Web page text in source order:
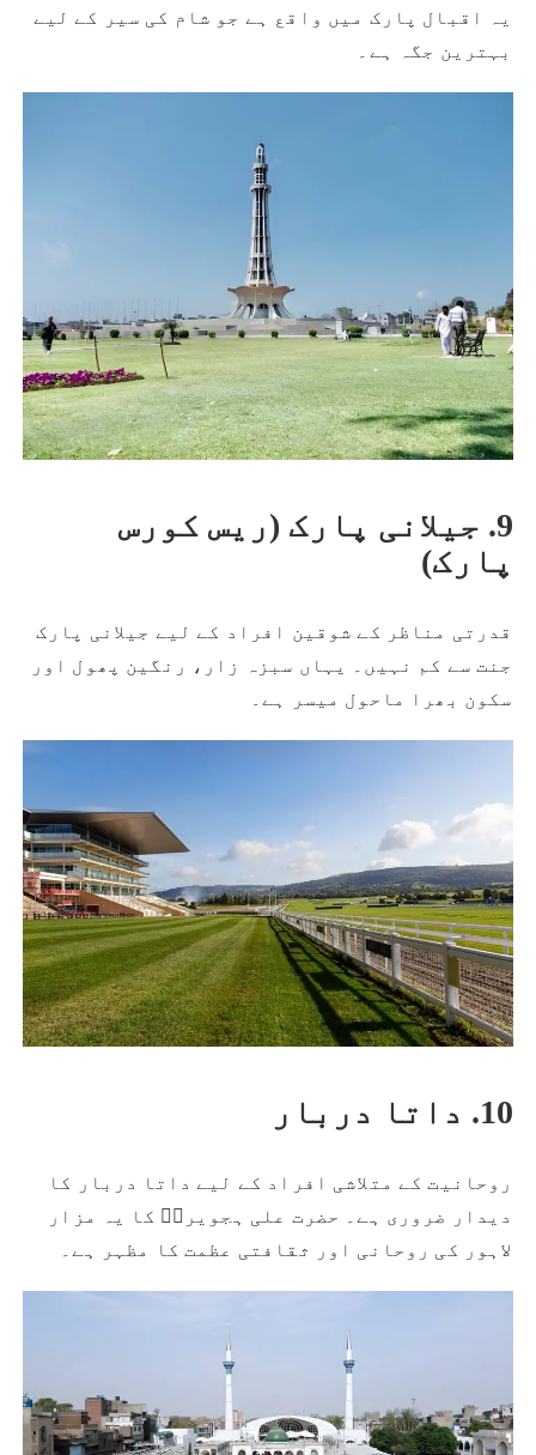
یہ اقبال پارک میں واقع ہے جو شام کی سیر کے لیے
بہترین جگہ ہے۔
9. جیلانی پارک (ریس کورس
پارک)
قدرتی مناظر کے شوقین افراد کے لیے جیلانی پارک
جنت سے کم نہیں۔ یہاں سبزہ زار، رنگین پھول اور
سکون بھرا ماحول میسر ہے۔
10. داتا دربار
روحانیت کے متلاشی افراد کے لیے داتا دربار کا
دیدار ضروری ہے۔ حضرت علی ہجویریؒ کا یہ مزار
لاہور کی روحانی اور ثقافتی عظمت کا مظہر ہے۔